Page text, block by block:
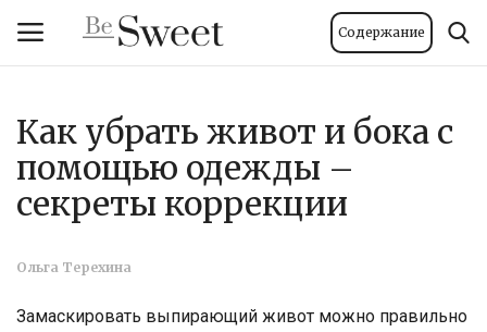
Вход Регистрация
Главная
Мода
Как убрать живот и бока с
помощью одежды –
секреты коррекции
Ольга Терехина
Замаскировать выпирающий живот можно правильно
Содержание